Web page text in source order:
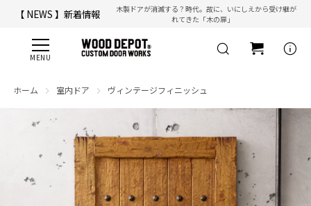
【 NEWS 】新着情報
木製ドアが消滅する？時代。故に、いにしえから受け継が
れてきた「木の扉」
【 ☎ 】コールセンター「安心お電話サポート」： 077-537-3901info
ホーム 室内ドア ヴィンテージフィニッシュ